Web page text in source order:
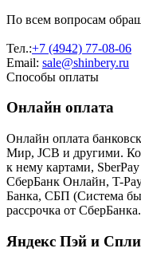
По всем вопросам
Тел.:+7 (4942) 77-08-06
Email: sale@shinbery.ru
Способы оплаты
Онлайн оплата
Онлайн оплата
Мир, JCB и другими.
к нему картами,
СберБанк Онлайн, T-
Банка, СБП (Система
рассрочка от СберБанка.
Яндекс Пэй и